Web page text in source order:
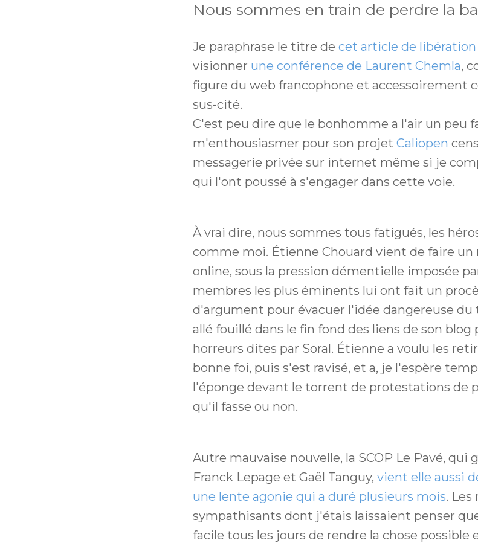
Nous sommes en train de perdre la
Je paraphrase le titre de cet article de libération
visionner une conférence de Laurent Chemla,
figure du web francophone et accessoirement
sus-cité.
C'est peu dire que le bonhomme a l'air un peu
m'enthousiasmer pour son projet Caliopen
messagerie privée sur internet même si je
qui l'ont poussé à s'engager dans cette voie.
À vrai dire, nous sommes tous fatigués, les
comme moi. Étienne Chouard vient de faire
online, sous la pression démentielle imposée
membres les plus éminents lui ont fait un
d'argument pour évacuer l'idée dangereuse du
allé fouillé dans le fin fond des liens de son blog
horreurs dites par Soral. Étienne a voulu les
bonne foi, puis s'est ravisé, et a, je l'espère
l'éponge devant le torrent de protestations de
qu'il fasse ou non.
Autre mauvaise nouvelle, la SCOP Le Pavé, qui
Franck Lepage et Gaël Tanguy, vient elle aussi
une lente agonie qui a duré plusieurs mois. Les
sympathisants dont j'étais laissaient penser
facile tous les jours de rendre la chose possible